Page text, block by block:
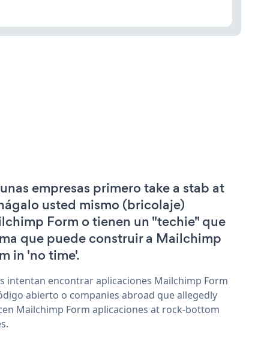
empresas primero take a stab at
usted mismo (bricolaje)
Form o tienen un "techie" que
que puede construir a Mailchimp
in 'no time'.
intentan encontrar aplicaciones Mailchimp Form
abierto o companies abroad que allegedly
Mailchimp Form aplicaciones at rock-bottom